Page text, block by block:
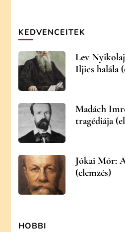
KEDVENCEITEK
Lev
Iljics halála
Madách
tragédiája
Jókai Mór:
(elemzés)
HOBBI